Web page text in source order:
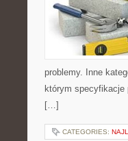
problemy. Inne
którym specyfikacje
[…]
CATEGORIES: